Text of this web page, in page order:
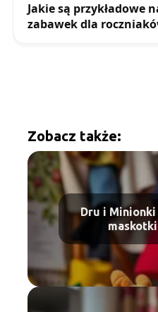
Jakie są przykładowe
zabawek dla
Zobacz także:
Dru i